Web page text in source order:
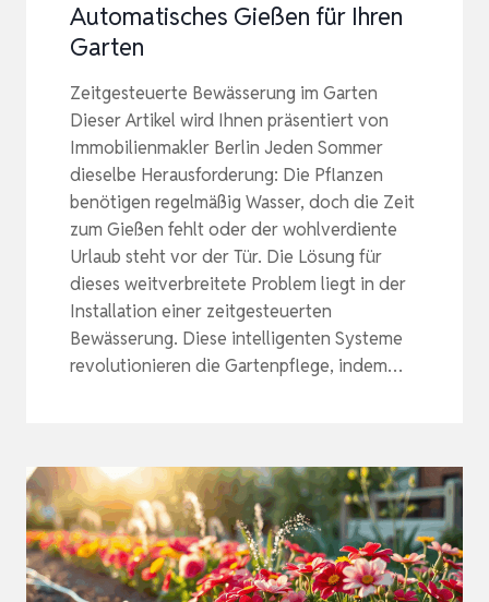
Automatisches Gießen für Ihren
Garten
Zeitgesteuerte Bewässerung im Garten
Dieser Artikel wird Ihnen präsentiert von
Immobilienmakler Berlin Jeden Sommer
dieselbe Herausforderung: Die Pflanzen
benötigen regelmäßig Wasser, doch die Zeit
zum Gießen fehlt oder der wohlverdiente
Urlaub steht vor der Tür. Die Lösung für
dieses weitverbreitete Problem liegt in der
Installation einer zeitgesteuerten
Bewässerung. Diese intelligenten Systeme
revolutionieren die Gartenpflege, indem…